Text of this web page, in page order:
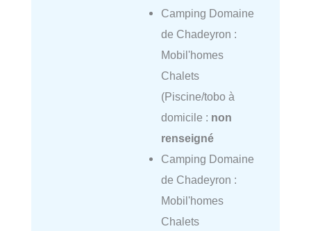
Camping Domaine
de Chadeyron :
Mobil'homes
Chalets
(Piscine/tobo à
domicile : non
renseigné
Camping Domaine
de Chadeyron :
Mobil'homes
Chalets